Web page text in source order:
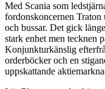
Med Scania som
fordonskoncernen Traton
och bussar. Det gick
stark enhet men tecknen
Konjunkturkänslig
orderböcker och en
uppskattande